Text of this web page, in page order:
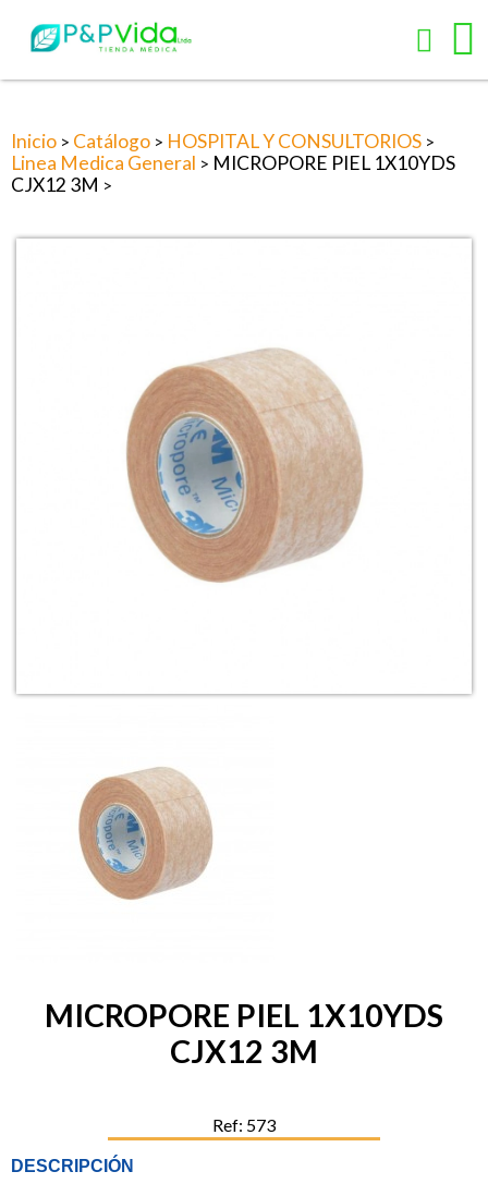
Inicio > Catálogo > HOSPITAL Y CONSULTORIOS >
Linea Medica General > MICROPORE PIEL 1X10YDS
CJX12 3M >
MICROPORE PIEL 1X10YDS
CJX12 3M
Ref: 573
DESCRIPCIÓN